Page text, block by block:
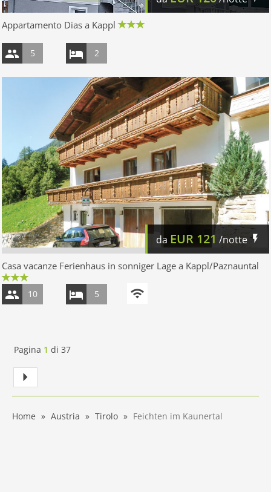
Appartamento Dias a Kappl
5 2
da EUR 121 /notte
Casa vacanze Ferienhaus in sonniger Lage a Kappl/Paznauntal
10 5
Pagina 1 di 37
Home Austria Tirolo Feichten im Kaunertal